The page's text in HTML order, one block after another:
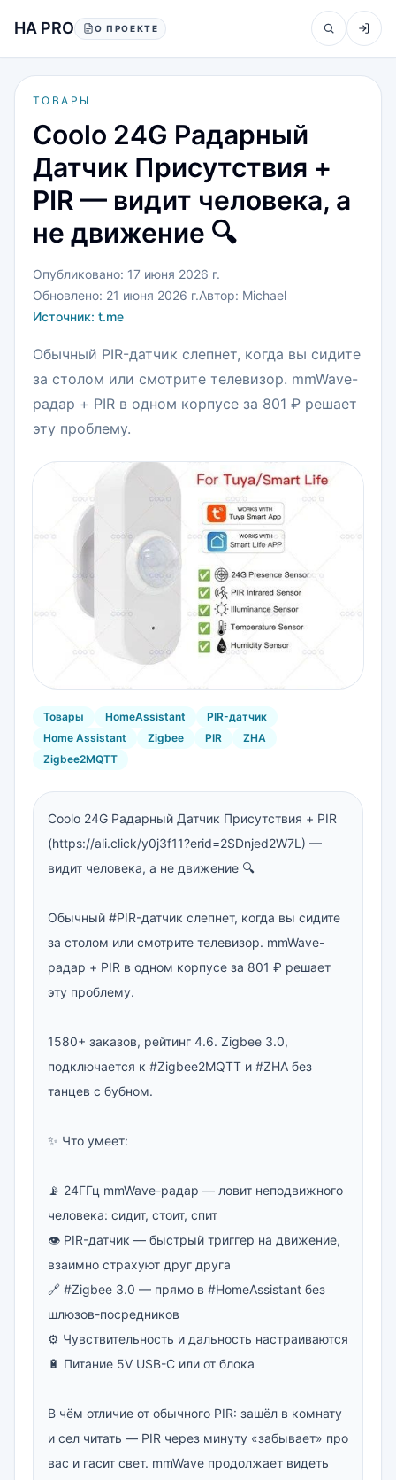
HA PRO О ПРОЕКТЕ
ТОВАРЫ
Coolo 24G Радарный
Датчик Присутствия +
PIR — видит человека, а
не движение 🔍
Опубликовано: 17 июня 2026 г.
Обновлено: 21 июня 2026 г.Автор: Michael
Источник: t.me
Обычный PIR-датчик слепнет, когда вы сидите
за столом или смотрите телевизор. mmWave-
радар + PIR в одном корпусе за 801 ₽ решает
эту проблему.
Товары HomeAssistant
PIR-датчик
Home Assistant
Zigbee PIR
ZHA
Zigbee2MQTT
Coolo 24G Радарный Датчик Присутствия + PIR
(https://ali.click/y0j3f11?erid=2SDnjed2W7L) —
видит человека, а не движение 🔍
Обычный #PIR-датчик слепнет, когда вы сидите
за столом или смотрите телевизор. mmWave-
радар + PIR в одном корпусе за 801 ₽ решает
эту проблему.
1580+ заказов, рейтинг 4.6. Zigbee 3.0,
подключается к #Zigbee2MQTT и #ZHA без
танцев с бубном.
✨ Что умеет:
📡 24ГГц mmWave-радар — ловит неподвижного
человека: сидит, стоит, спит
👁 PIR-датчик — быстрый триггер на движение,
взаимно страхуют друг друга
🔗 #Zigbee 3.0 — прямо в #HomeAssistant без
шлюзов-посредников
⚙️ Чувствительность и дальность настраиваются
🔋 Питание 5V USB-C или от блока
В чём отличие от обычного PIR: зашёл в комнату
и сел читать — PIR через минуту «забывает» про
вас и гасит свет. mmWave продолжает видеть